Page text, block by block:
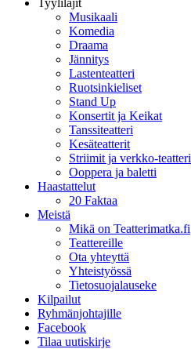
Tyylilajit
Musikaali
Komedia
Draama
Jännitys
Lastenteatteri
Ruotsinkieliset
Stand Up
Konsertit ja Keikat
Tanssiteatteri
Kesäteatterit
Striimit ja verkko-teatteri
Ooppera ja baletti
Haastattelut
20 Faktaa
Meistä
Mikä on Teatterimatka.fi
Teattereille
Ota yhteyttä
Yhteistyössä
Tietosuojalauseke
Kilpailut
Ryhmänjohtajille
Facebook
Tilaa uutiskirje